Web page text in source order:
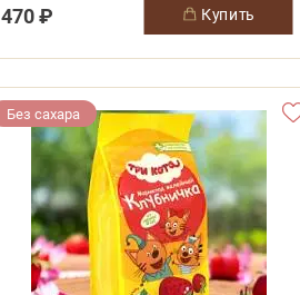
470 ₽ купить
Без сахара